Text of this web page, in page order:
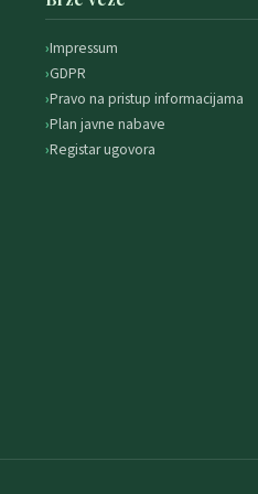
Impressum
GDPR
Pravo na pristup informacijama
Plan javne nabave
Registar ugovora